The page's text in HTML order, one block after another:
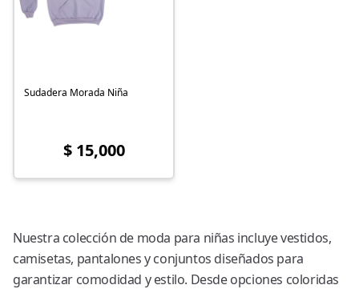
Sudadera Morada Niña
$ 15,000
Nuestra colección de moda para niñas incluye vestidos,
camisetas, pantalones y conjuntos diseñados para
garantizar comodidad y estilo. Desde opciones coloridas